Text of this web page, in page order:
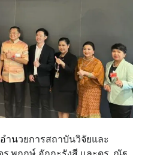
ำนวยการสถาบันวิจัยและ